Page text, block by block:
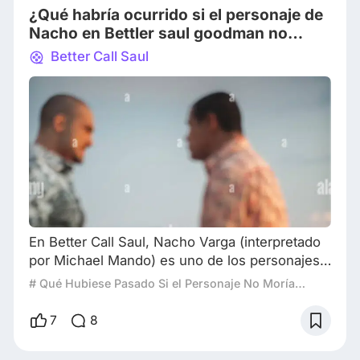
en su profesi
¿Qué habría ocurrido si el personaje de
Nacho en Bettler saul goodman no
hubiera muerto?
Better Call Saul
En Better Call Saul, Nacho Varga (interpretado
por Michael Mando) es uno de los personajes
más trágicos y complejos. Su historia está
de escapar del oscuro mundo de las drogas y
# Qué Hubiese Pasado Si el Personaje No Moría…
7 8